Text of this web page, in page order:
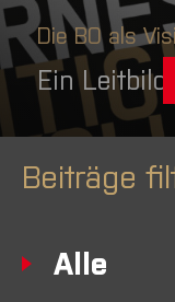
Die BO als
Ein
Beiträge
Alle